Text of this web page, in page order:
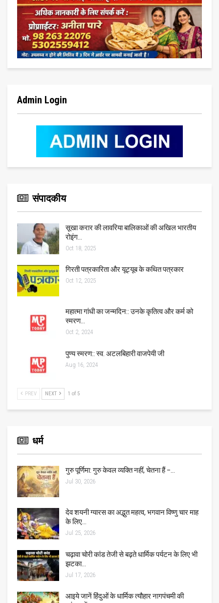
Admin Login
संपादकीय
सूखा करार की लावरिया बालिकाओं की अखिल भारतीय
रोइंग…
Oct 18, 2025
गिरती पत्रकारिता और यूट्यूब के कथित पत्रकार
Oct 12, 2025
महात्मा गांधी का जन्मदिन:: उनके कृतित्व और कर्म को
स्मरण…
Oct 2, 2024
पुण्य स्मरण:: स्व. अटलबिहारी वाजपेयी जी
Aug 16, 2024
PREV NEXT 1 of 5
धर्म
गुरु पूर्णिमा: गुरु केवल व्यक्ति नहीं, चेतना हैं –…
Jul 30, 2026
देव शयनी ग्यारस का अद्भुत महत्व, भगवान विष्णु चार माह
के लिए…
Jul 25, 2026
चढ़ावा चोरी कांड तेजी से बढ़ते धार्मिक पर्यटन के लिए भी
झटका…
Jul 17, 2026
आइये जानें हिंदुओं के धार्मिक त्यौहार नागपंचमी की